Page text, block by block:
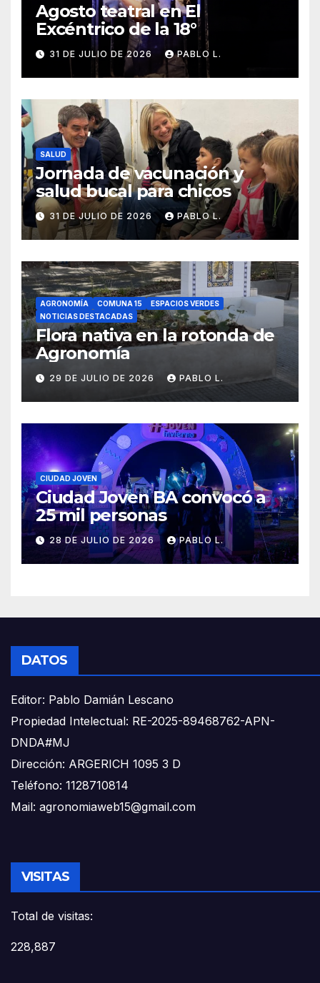
Agosto teatral en El
Excéntrico de la 18°
31 DE JULIO DE 2026 PABLO L.
SALUD
Jornada de vacunación y
salud bucal para chicos
31 DE JULIO DE 2026 PABLO L.
AGRONOMÍA COMUNA 15
ESPACIOS VERDES
NOTICIAS DESTACADAS
Flora nativa en la rotonda de
Agronomía
29 DE JULIO DE 2026 PABLO L.
CIUDAD JOVEN
Ciudad Joven BA convocó a
25 mil personas
28 DE JULIO DE 2026 PABLO L.
DATOS
Editor: Pablo Damián Lescano
Propiedad Intelectual: RE-2025-89468762-APN-
DNDA#MJ
Dirección: ARGERICH 1095 3 D
Teléfono: 1128710814
Mail: agronomiaweb15@gmail.com
VISITAS
Total de visitas:
228,887